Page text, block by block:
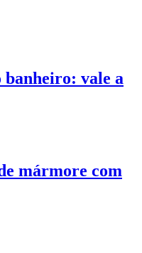
vale a
mármore com